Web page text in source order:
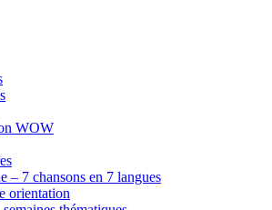
WOW
– 7 chansons en 7 langues
orientation